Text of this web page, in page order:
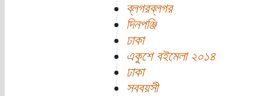
ব্লগরব্লগর
দিনপঞ্জি
ঢাকা
একুশে বইমেলা ২০১৪
ঢাকা
সববয়সী